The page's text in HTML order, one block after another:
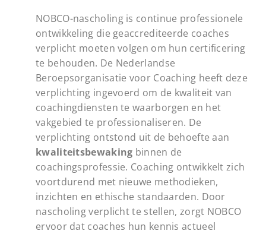
NOBCO-nascholing is continue professionele
ontwikkeling die geaccrediteerde coaches
verplicht moeten volgen om hun certificering
te behouden. De Nederlandse
Beroepsorganisatie voor Coaching heeft deze
verplichting ingevoerd om de kwaliteit van
coachingdiensten te waarborgen en het
vakgebied te professionaliseren. De
verplichting ontstond uit de behoefte aan
kwaliteitsbewaking binnen de
coachingsprofessie. Coaching ontwikkelt zich
voortdurend met nieuwe methodieken,
inzichten en ethische standaarden. Door
nascholing verplicht te stellen, zorgt NOBCO
ervoor dat coaches hun kennis actueel